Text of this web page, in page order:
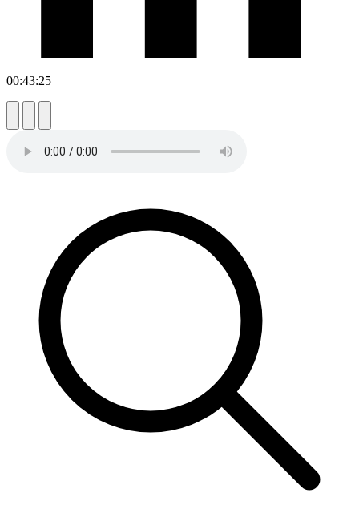
00:43:25